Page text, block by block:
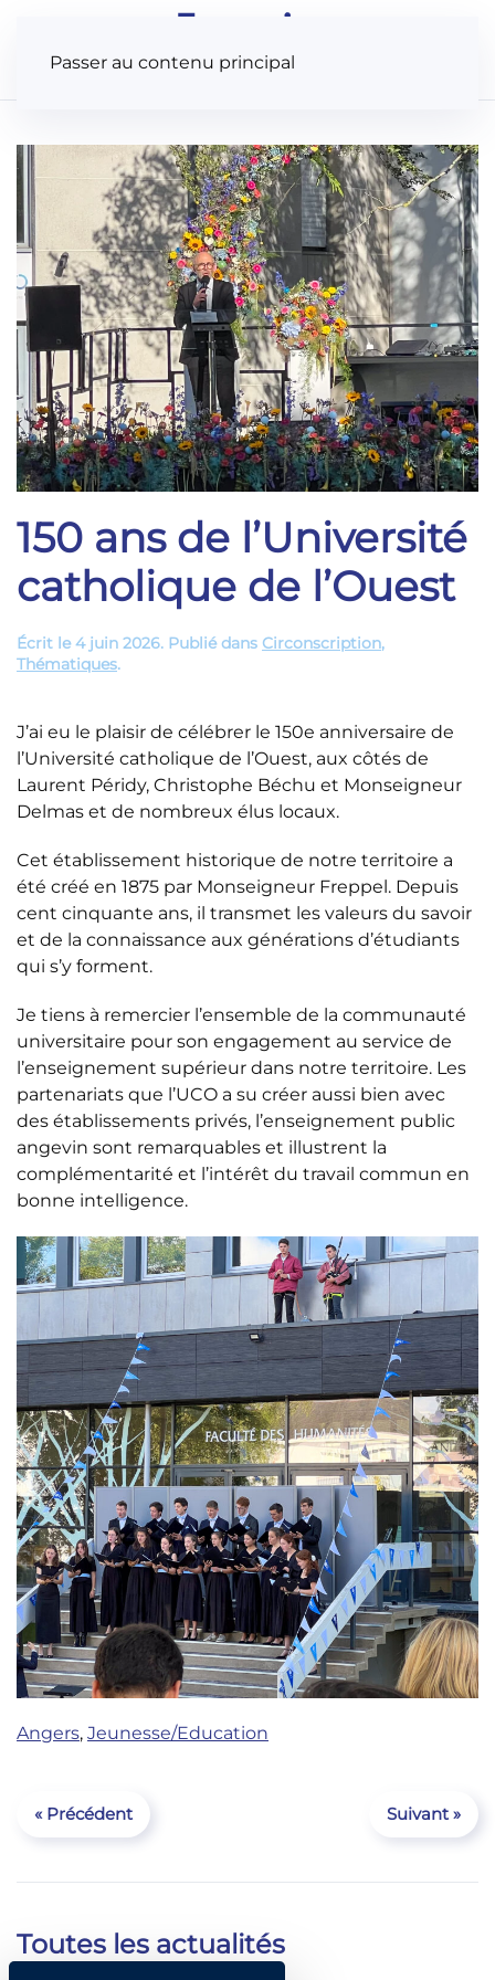
Passer au contenu principal
150 ans de l’Université
catholique de l’Ouest
Écrit le4 juin 2026. Publié dans Circonscription,
Thématiques.
J’ai eu le plaisir de célébrer le 150e anniversaire de
l’Université catholique de l’Ouest, aux côtés de
Laurent Péridy, Christophe Béchu et Monseigneur
Delmas et de nombreux élus locaux.
Cet établissement historique de notre territoire a
été créé en 1875 par Monseigneur Freppel. Depuis
cent cinquante ans, il transmet les valeurs du savoir
et de la connaissance aux générations d’étudiants
qui s’y forment.
Je tiens à remercier l’ensemble de la communauté
universitaire pour son engagement au service de
l’enseignement supérieur dans notre territoire. Les
partenariats que l’UCO a su créer aussi bien avec
des établissements privés, l’enseignement public
angevin sont remarquables et illustrent la
complémentarité et l’intérêt du travail commun en
bonne intelligence.
Angers, Jeunesse/Education
« Précédent Suivant »
Toutes les actualités
Panneau de gestion des cookies